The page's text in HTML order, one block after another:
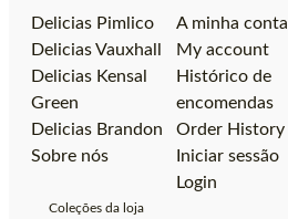
Delicias Pimlico
Delicias Vauxhall
Delicias Kensal
Green
Delicias Brandon
Sobre nós
Coleções da loja
A minha conta
My account
Histórico de
encomendas
Order History
Iniciar sessão
Login